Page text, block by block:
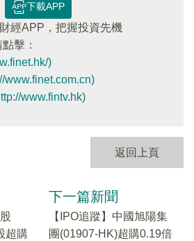
下載APP
經APP，把握投資先機
擊：
)
www.finet.com.cn)
www.fintv.hk)
返回上頁
超購
下一篇新聞
【IPO追蹤】中國旭陽集
團(01907-HK)超購0.19倍